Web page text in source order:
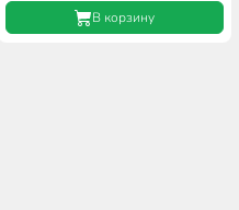
В корзину